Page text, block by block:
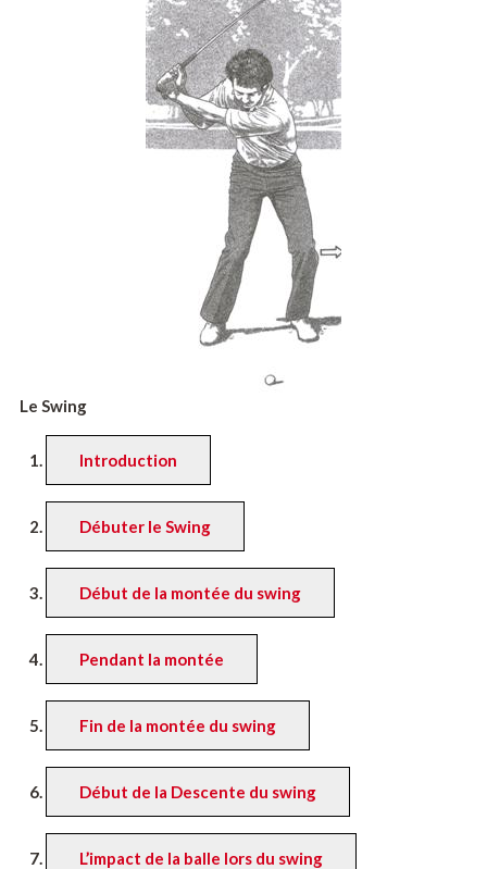
Le Swing
Introduction
Débuter le Swing
Début de la montée du swing
Pendant la montée
Fin de la montée du swing
Début de la Descente du swing
L’impact de la balle lors du swing